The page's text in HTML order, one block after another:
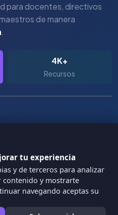
tu experiencia
y de terceros para analizar
contenido y mostrarte
navegando aceptas su
para docentes, directivos
de manera
.
4K+
Recursos
- Universidad ICESI